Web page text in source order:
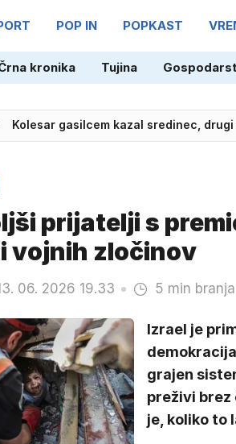
POP IN POPKAST
kronika Tujina
Kolesar gasilcem kazal sredinec,
Vučić upa, da bi se vojna končala 'že
prijatelji s
vojnih zločinov
06. 2026 19.33 5 min branja
Izrael je
grajen
preživi brez
je, koliko to